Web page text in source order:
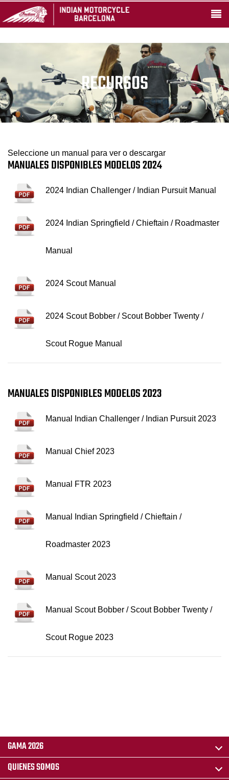
RECURSOS
Seleccione un manual para ver o descargar
MANUALES DISPONIBLES MODELOS 2024
2024 Indian Challenger / Indian Pursuit Manual
2024 Indian Springfield / Chieftain / Roadmaster
Manual
2024 Scout Manual
2024 Scout Bobber / Scout Bobber Twenty /
Scout Rogue Manual
MANUALES DISPONIBLES MODELOS 2023
Manual Indian Challenger / Indian Pursuit 2023
Manual Chief 2023
Manual FTR 2023
Manual Indian Springfield / Chieftain /
Roadmaster 2023
Manual Scout 2023
Manual Scout Bobber / Scout Bobber Twenty /
Scout Rogue 2023
GAMA 2026
QUIENES SOMOS